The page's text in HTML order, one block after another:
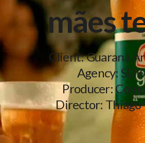
mães
Client: Guaraná
Agency:
Producer:
Director: Thiago